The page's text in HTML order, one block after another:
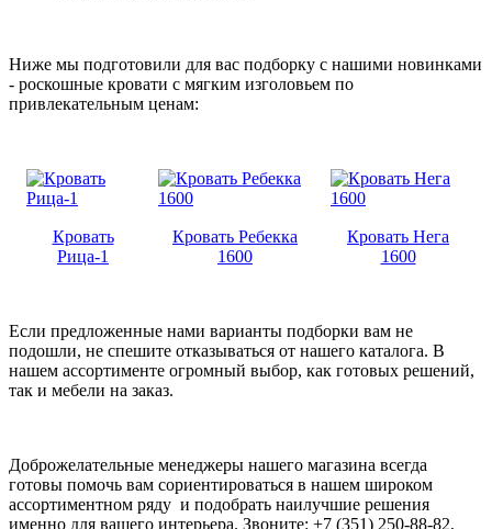
Ниже мы подготовили для вас подборку с нашими новинками
- роскошные кровати с мягким изголовьем по
привлекательным ценам:
Кровать
Рица-1
Кровать Ребекка
1600
Кровать Нега
1600
Если предложенные нами варианты подборки вам не
подошли, не спешите отказываться от нашего каталога. В
нашем ассортименте огромный выбор, как готовых решений,
так и мебели на заказ.
Доброжелательные менеджеры нашего магазина всегда
готовы помочь вам сориентироваться в нашем широком
ассортиментном ряду и подобрать наилучшие решения
именно для вашего интерьера. Звоните: +7 (351) 250-88-82,